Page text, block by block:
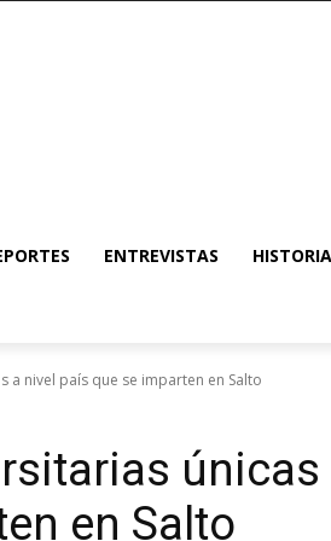
ENTREVISTAS
a nivel país que se imparten en Salto
únicas
en Salto